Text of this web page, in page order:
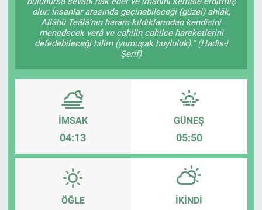
olur: İnsanlar arasında geçinebileceği (güzel) ahlâk,
Allâhü Teâlâ’nın haram kıldıklarından kendisini
menedecek verâ ve cahilin cahilce hareketlerini
defedebileceği hilim (yumuşak huyluluk).” (Hadis-i
Şerif)
İMSAK
04:13
GÜNEŞ
05:50
ÖĞLE İKINDI